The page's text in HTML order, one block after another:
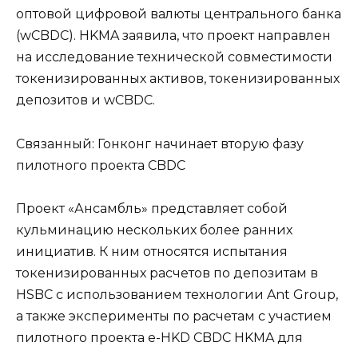
оптовой цифровой валюты центрального банка
(wCBDC). HKMA заявила, что проект направлен
на исследование технической совместимости
токенизированных активов, токенизированных
депозитов и wCBDC.
Связанный: Гонконг начинает вторую фазу
пилотного проекта CBDC
Проект «Ансамбль» представляет собой
кульминацию нескольких более ранних
инициатив. К ним относятся испытания
токенизированных расчетов по депозитам в
HSBC с использованием технологии Ant Group,
а также эксперименты по расчетам с участием
пилотного проекта e-HKD CBDC HKMA для